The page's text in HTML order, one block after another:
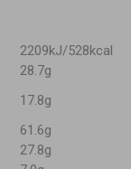
2209kJ/528kcal
28.7g
17.8g
61.6g
27.8g